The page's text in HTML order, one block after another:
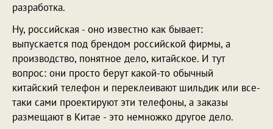
разработка.
Ну, российская - оно известно как бывает:
выпускается под брендом российской фирмы, а
производство, понятное дело, китайское. И тут
вопрос: они просто берут какой-то обычный
китайский телефон и переклеивают шильдик или все-
таки сами проектируют эти телефоны, а заказы
размещают в Китае - это немножко другое дело.